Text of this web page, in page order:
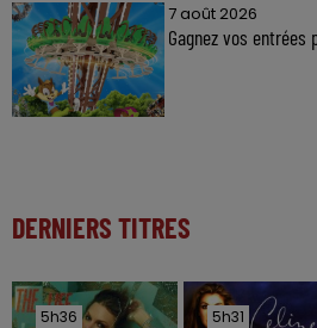
7 août 2026
Gagnez vos entrées
DERNIERS TITRES
5h36
5h36 5h31
5h31